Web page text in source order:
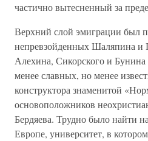
частично вытесненный за
Верхний слой эмиграции был
непревзойденных Шаляпина и
Алехина, Сикорского и Бунина
менее славных, но менее
конструктора знаменитой
основоположников
Бердяева. Трудно было найти
Европе, университет, в